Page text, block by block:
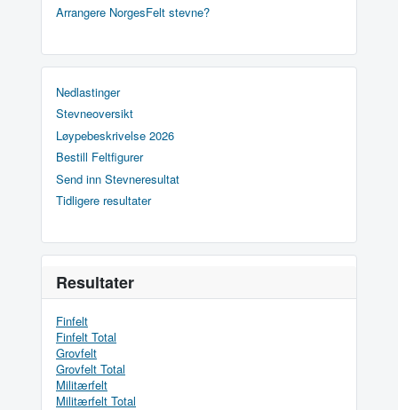
Arrangere NorgesFelt stevne?
Nedlastinger
Stevneoversikt
Løypebeskrivelse 2026
Bestill Feltfigurer
Send inn Stevneresultat
Tidligere resultater
Resultater
Finfelt
Finfelt Total
Grovfelt
Grovfelt Total
Militærfelt
Militærfelt Total